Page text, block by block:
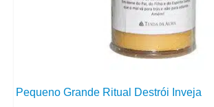
Pequeno Grande Ritual Destrói Inveja